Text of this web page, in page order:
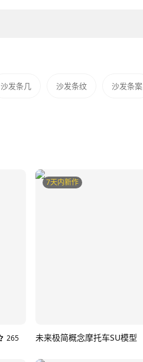
沙发条几 沙发条纹 沙发条案
265
7天内新作
未来极简概念摩托车SU模型